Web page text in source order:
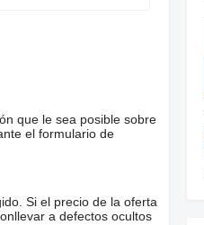
que le sea posible sobre
el formulario de
Si el precio de la oferta
a defectos ocultos